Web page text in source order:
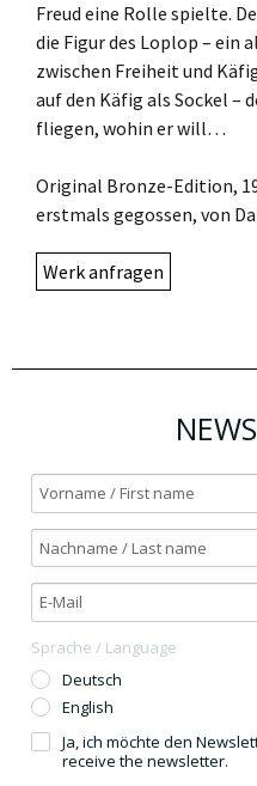
Freud eine Rolle spielte.
die Figur des Loplop – ein
zwischen Freiheit und
auf den Käfig als Sockel –
fliegen, wohin er will…
Original Bronze-Edition,
erstmals gegossen, von
Werk anfragen
Sprache / Language
Deutsch
English
Ja, ich möchte den
receive the newsletter.